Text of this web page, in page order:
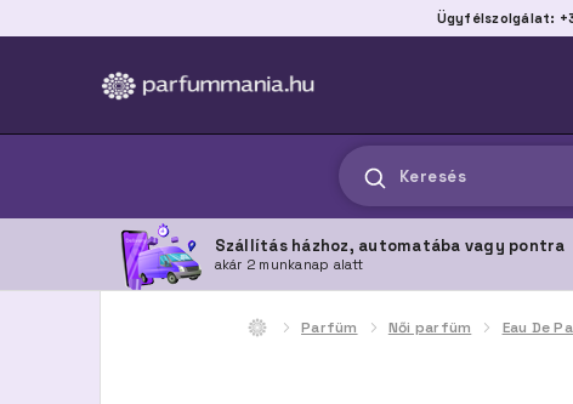
Ügyfélszolgálat:
Keresés
Szállítás házhoz, automatába vagy pontra
akár 2 munkanap alatt
Parfüm Női parfüm Eau De